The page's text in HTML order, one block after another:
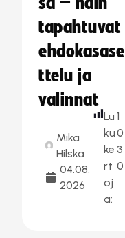
tapahtuvat
ehdokasase
ttelu ja
valinnat
Mika
Hilska
04.08.
2026
Lu
ku
ke
rt
oj
a:
1
0
3
0